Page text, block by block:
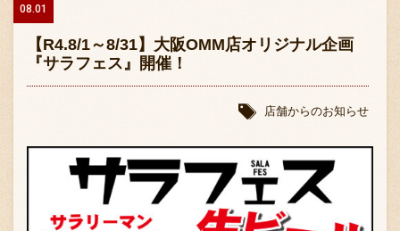
08.01
【R4.8/1～8/31】大阪OMM店オリジナル企画
『サラフェス』開催！
店舗からのお知らせ